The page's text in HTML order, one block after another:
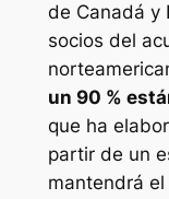
de Canadá y
socios del
un 90 %
que ha
partir de un
mantendrá